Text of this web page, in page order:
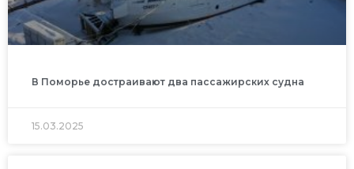
В Поморье достраивают два пассажирских судна
15.03.2025